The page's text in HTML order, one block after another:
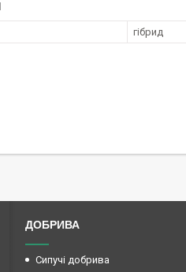
гібрид
ДОБРИВА
Сипучі добрива